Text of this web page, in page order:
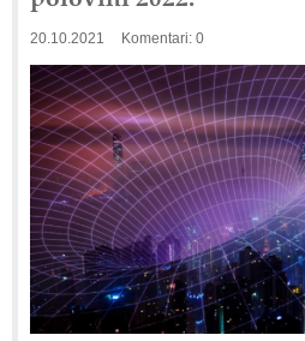
20.10.2021 Komentari: 0